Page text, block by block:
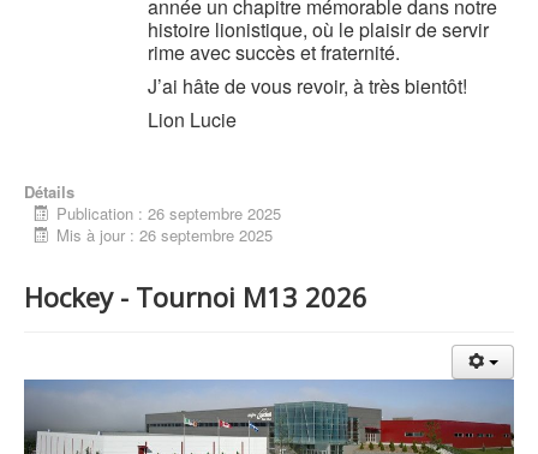
année un chapitre mémorable dans notre
histoire lionistique, où le plaisir de servir
rime avec succès et fraternité.
J’ai hâte de vous revoir, à très bientôt!
Lion Lucie
Détails
Publication : 26 septembre 2025
Mis à jour : 26 septembre 2025
Hockey - Tournoi M13 2026